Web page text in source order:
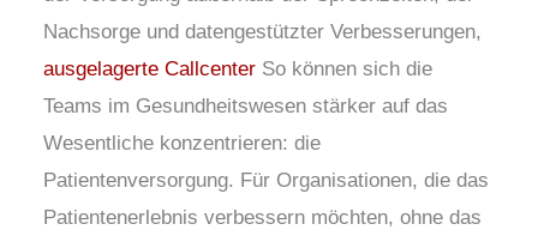
Nachsorge und datengestützter Verbesserungen,
ausgelagerte Callcenter So können sich die
Teams im Gesundheitswesen stärker auf das
Wesentliche konzentrieren: die
Patientenversorgung. Für Organisationen, die das
Patientenerlebnis verbessern möchten, ohne das